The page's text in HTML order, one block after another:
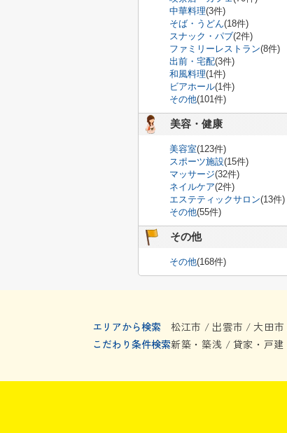
中華料理(3件)
そば・うどん(18件)
スナック・パブ(2件)
ファミリーレストラン(8件)
出前・宅配(3件)
和風料理(1件)
ビアホール(1件)
その他(101件)
美容・健康
美容室(123件)
スポーツ施設(15件)
マッサージ(32件)
ネイルケア(2件)
エステティックサロン(13件)
その他(55件)
その他
その他(168件)
エリアから検索 松江市 / 出雲市 / 大田市
こだわり条件検索新築・築浅 / 貸家・戸建